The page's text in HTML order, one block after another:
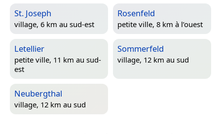
St. Joseph
village, 6 km au sud-est
Rosenfeld
petite ville, 8 km à l’ouest
Letellier
petite ville, 11 km au sud-
est
Sommerfeld
village, 12 km au sud
Neubergthal
village, 12 km au sud